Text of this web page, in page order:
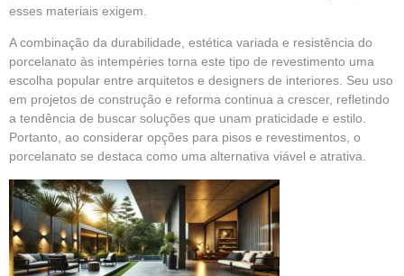
esses materiais exigem.
A combinação da durabilidade, estética variada e resistência do
porcelanato às intempéries torna este tipo de revestimento uma
escolha popular entre arquitetos e designers de interiores. Seu uso
em projetos de construção e reforma continua a crescer, refletindo
a tendência de buscar soluções que unam praticidade e estilo.
Portanto, ao considerar opções para pisos e revestimentos, o
porcelanato se destaca como uma alternativa viável e atrativa.